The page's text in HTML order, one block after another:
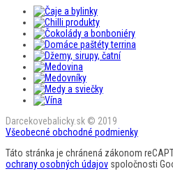
Darcekovebalicky.sk © 2019
Všeobecné obchodné podmienky
Táto stránka je chránená zákonom
ochrany osobných údajov spoločnosti